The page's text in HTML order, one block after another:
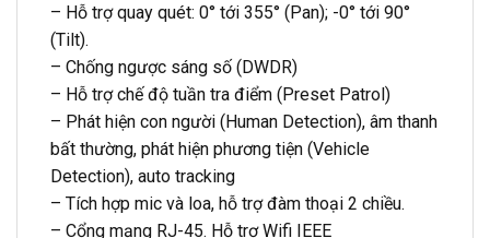
– Hỗ trợ quay quét: 0° tới 355° (Pan); -0° tới 90°
(Tilt).
– Chống ngược sáng số (DWDR)
– Hỗ trợ chế độ tuần tra điểm (Preset Patrol)
– Phát hiện con người (Human Detection), âm thanh
bất thường, phát hiện phương tiện (Vehicle
Detection), auto tracking
– Tích hợp mic và loa, hỗ trợ đàm thoại 2 chiều.
– Cổng mạng RJ-45. Hỗ trợ Wifi IEEE